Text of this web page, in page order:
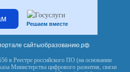
Решаем вместе
сайтыобразованию.рф
в Реестре российского ПО (на основании
Министерства цифрового развития, связи